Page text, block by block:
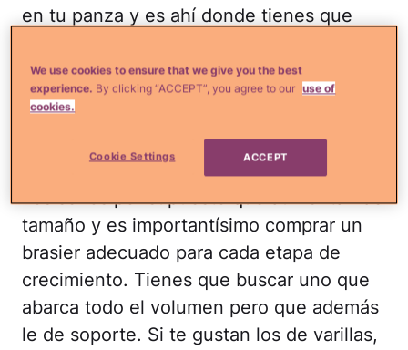
en tu panza y es ahí donde tienes que
estar cómoda, eso es lo más importante,
y para ello es necesario que compres
sientas ni apretada ni sofocada.
Los senos por supuesto que aumentan de
tamaño y es importantísimo comprar un
brasier adecuado para cada etapa de
crecimiento. Tienes que buscar uno que
abarca todo el volumen pero que además
le de soporte. Si te gustan los de varillas,
We use cookies to ensure that we give you the best
experience. By clicking “ACCEPT”, you agree to our use of
cookies.
Cookie Settings ACCEPT